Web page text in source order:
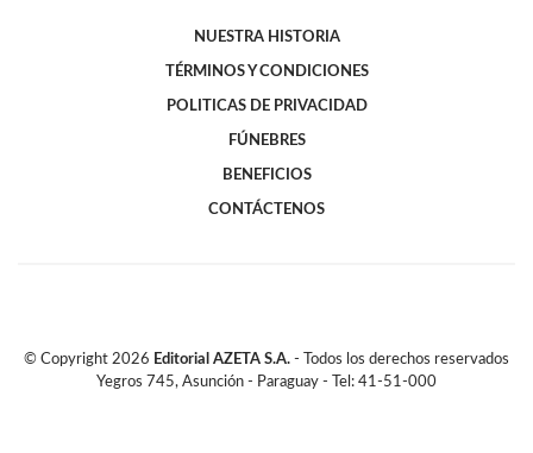
NUESTRA HISTORIA
TÉRMINOS Y CONDICIONES
POLITICAS DE PRIVACIDAD
FÚNEBRES
BENEFICIOS
CONTÁCTENOS
© Copyright 2026 Editorial AZETA S.A. - Todos los derechos reservados
Yegros 745, Asunción - Paraguay - Tel: 41-51-000